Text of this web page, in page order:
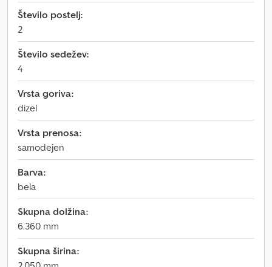
Število postelj:
2
Število sedežev:
4
Vrsta goriva:
dizel
Vrsta prenosa:
samodejen
Barva:
bela
Skupna dolžina:
6.360 mm
Skupna širina: